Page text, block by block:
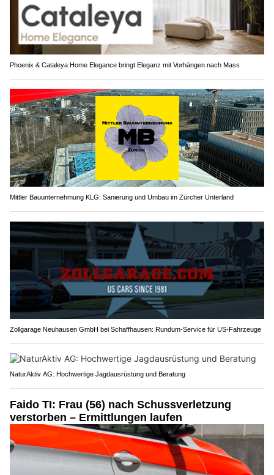
Phoenix & Cataleya Home Elegance bringt Eleganz mit Vorhängen nach Mass
Mittler Bauunternehmung KLG: Sanierung und Umbau im Zürcher Unterland
Zollgarage Neuhausen GmbH bei Schaffhausen: Rundum-Service für US-Fahrzeuge
NaturAktiv AG: Hochwertige Jagdausrüstung und Beratung
Faido TI: Frau (56) nach Schussverletzung
verstorben – Ermittlungen laufen